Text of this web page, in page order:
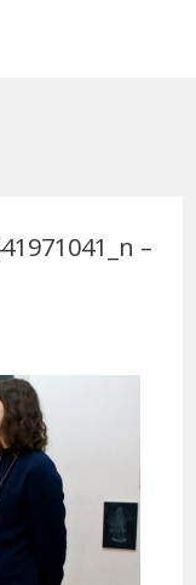
–